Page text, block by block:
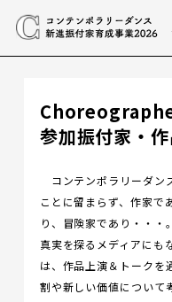
参加振付家・作
コンテンポラリーダン
ことに留まらず、作家で
り、冒険家であり・・・
真実を探るメディアにも
は、作品上演＆トークを
割や新しい価値について